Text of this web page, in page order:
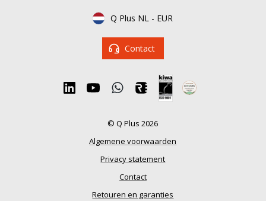
Q Plus NL - EUR
Contact
© Q Plus 2026
Algemene voorwaarden
Privacy statement
Contact
Retouren en garanties